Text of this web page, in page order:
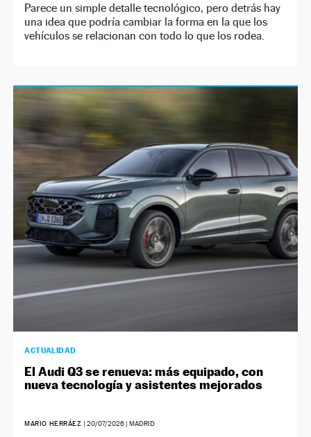
Parece un simple detalle tecnológico, pero detrás hay
una idea que podría cambiar la forma en la que los
vehículos se relacionan con todo lo que los rodea.
ACTUALIDAD
El Audi Q3 se renueva: más equipado, con
nueva tecnología y asistentes mejorados
MARIO HERRÁEZ |20/07/2026 | MADRID